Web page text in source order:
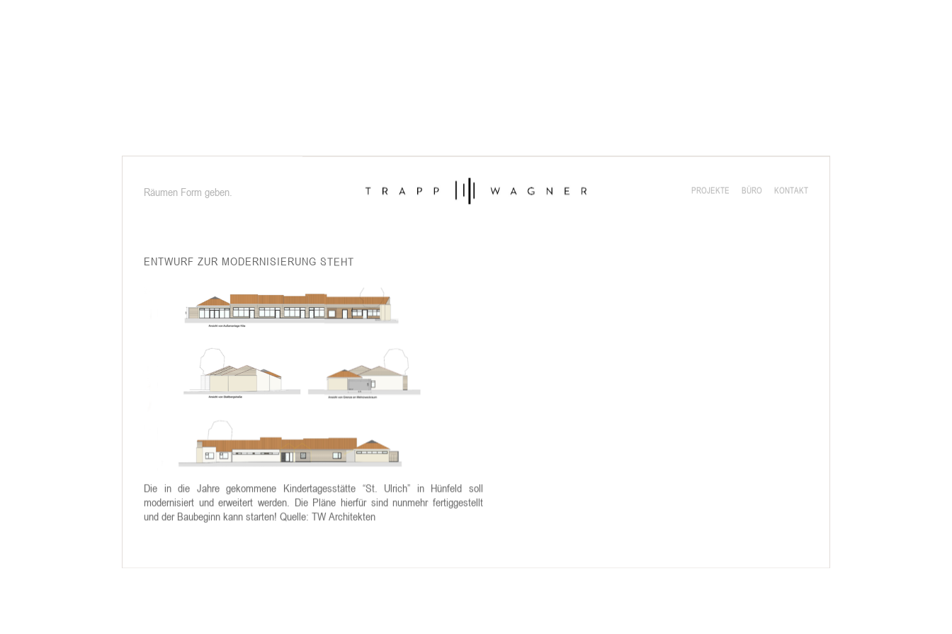
Räumen Form geben. PROJEKTE BÜRO KONTAKT
ENTWURF ZUR MODERNISIERUNG STEHT
Die in die Jahre gekommene Kindertagesstätte “St. Ulrich” in Hünfeld soll
modernisiert und erweitert werden. Die Pläne hierfür sind nunmehr fertiggestellt
und der Baubeginn kann starten! Quelle: TW Architekten